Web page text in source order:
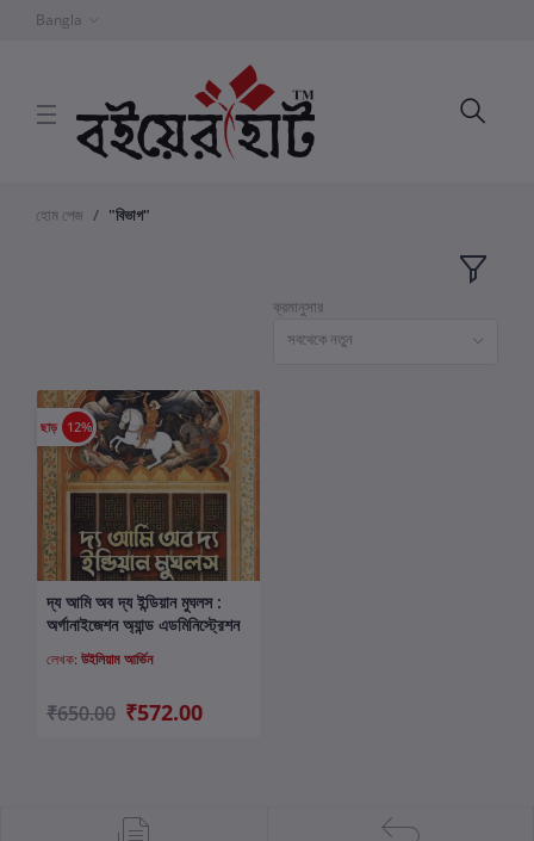
Bangla
হোম পেজ "বিভাগ"
ক্রমানুসার
সবথেকে নতুন
ছাড় 12%
কার্টে যোগ করুন
দ্য আমি অব দ্য ইন্ডিয়ান মুঘলস :
অর্গানাইজেশন অ্যান্ড এডমিনিস্ট্রেশন
লেখক: উইলিয়াম আর্ভিন
₹650.00 ₹572.00